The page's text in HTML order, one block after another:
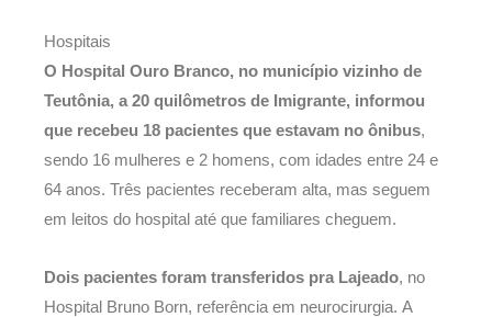
Hospitais
O Hospital Ouro Branco, no município vizinho de
Teutônia, a 20 quilômetros de Imigrante, informou
que recebeu 18 pacientes que estavam no ônibus,
sendo 16 mulheres e 2 homens, com idades entre 24 e
64 anos. Três pacientes receberam alta, mas seguem
em leitos do hospital até que familiares cheguem.
Dois pacientes foram transferidos pra Lajeado, no
Hospital Bruno Born, referência em neurocirurgia. A